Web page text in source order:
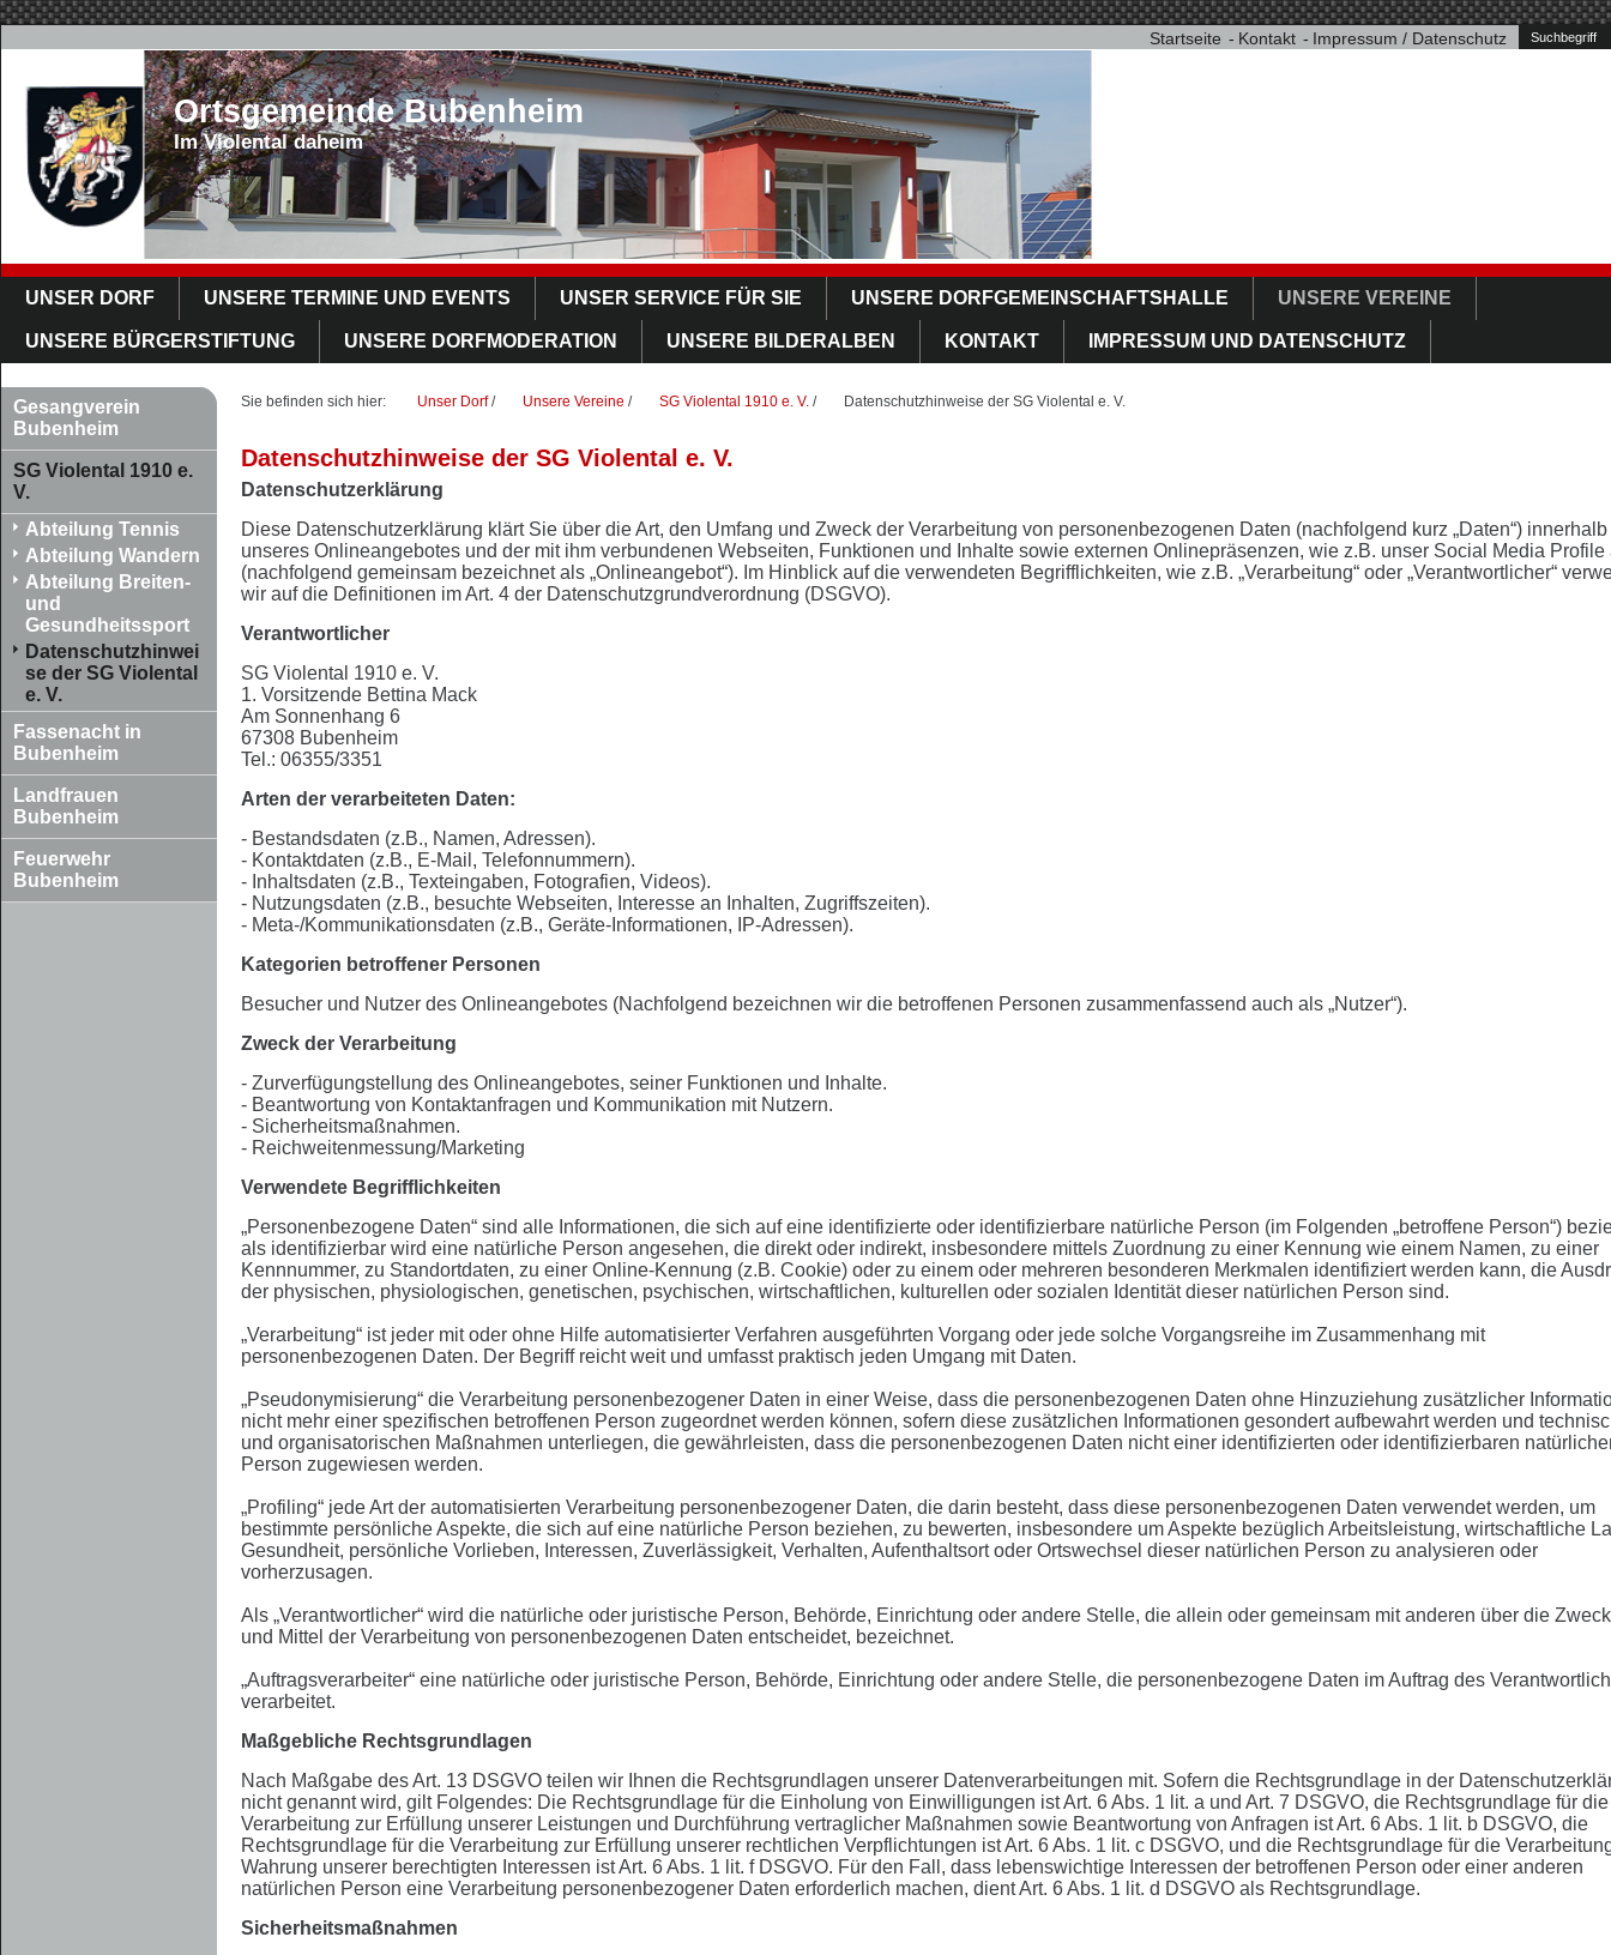
Startseite Kontakt Impressum / Datenschutz
Ortsgemeinde Bubenheim
Im Violental daheim
UNSER DORF UNSERE TERMINE UND EVENTS UNSER SERVICE FÜR SIE UNSERE DORFGEMEINSCHAFTSHALLE UNSERE VEREINE
UNSERE BÜRGERSTIFTUNG UNSERE DORFMODERATION UNSERE BILDERALBEN KONTAKT IMPRESSUM UND DATENSCHUTZ
Gesangverein
Bubenheim
SG Violental 1910 e.
V.
Abteilung Tennis
Abteilung Wandern
Abteilung Breiten-
und
Gesundheitssport
Datenschutzhinwei
se der SG Violental
e. V.
Fassenacht in
Bubenheim
Landfrauen
Bubenheim
Feuerwehr
Bubenheim
Sie befinden sich hier: Unser Dorf / Unsere Vereine / SG Violental 1910 e. V. / Datenschutzhinweise der SG Violental e. V.
Datenschutzhinweise der SG Violental e. V.
Datenschutzerklärung
Diese Datenschutzerklärung klärt Sie über die Art, den Umfang und Zweck der Verarbeitung von personenbezogenen Daten (nachfolgend kurz „Daten“) innerhalb
unseres Onlineangebotes und der mit ihm verbundenen Webseiten, Funktionen und Inhalte sowie externen Onlinepräsenzen, wie z.B. unser Social Media Profile
(nachfolgend gemeinsam bezeichnet als „Onlineangebot“). Im Hinblick auf die verwendeten Begrifflichkeiten, wie z.B. „Verarbeitung“ oder „Verantwortlicher“
wir auf die Definitionen im Art. 4 der Datenschutzgrundverordnung (DSGVO).
Verantwortlicher
SG Violental 1910 e. V.
1. Vorsitzende Bettina Mack
Am Sonnenhang 6
67308 Bubenheim
Tel.: 06355/3351
Arten der verarbeiteten Daten:
- Bestandsdaten (z.B., Namen, Adressen).
- Kontaktdaten (z.B., E-Mail, Telefonnummern).
- Inhaltsdaten (z.B., Texteingaben, Fotografien, Videos).
- Nutzungsdaten (z.B., besuchte Webseiten, Interesse an Inhalten, Zugriffszeiten).
- Meta-/Kommunikationsdaten (z.B., Geräte-Informationen, IP-Adressen).
Kategorien betroffener Personen
Besucher und Nutzer des Onlineangebotes (Nachfolgend bezeichnen wir die betroffenen Personen zusammenfassend auch als „Nutzer“).
Zweck der Verarbeitung
- Zurverfügungstellung des Onlineangebotes, seiner Funktionen und Inhalte.
- Beantwortung von Kontaktanfragen und Kommunikation mit Nutzern.
- Sicherheitsmaßnahmen.
- Reichweitenmessung/Marketing
Verwendete Begrifflichkeiten
„Personenbezogene Daten“ sind alle Informationen, die sich auf eine identifizierte oder identifizierbare natürliche Person (im Folgenden „betroffene Person“)
als identifizierbar wird eine natürliche Person angesehen, die direkt oder indirekt, insbesondere mittels Zuordnung zu einer Kennung wie einem Namen, zu einer
Kennnummer, zu Standortdaten, zu einer Online-Kennung (z.B. Cookie) oder zu einem oder mehreren besonderen Merkmalen identifiziert werden kann, die
der physischen, physiologischen, genetischen, psychischen, wirtschaftlichen, kulturellen oder sozialen Identität dieser natürlichen Person sind.
„Verarbeitung“ ist jeder mit oder ohne Hilfe automatisierter Verfahren ausgeführten Vorgang oder jede solche Vorgangsreihe im Zusammenhang mit
personenbezogenen Daten. Der Begriff reicht weit und umfasst praktisch jeden Umgang mit Daten.
„Pseudonymisierung“ die Verarbeitung personenbezogener Daten in einer Weise, dass die personenbezogenen Daten ohne Hinzuziehung zusätzlicher
nicht mehr einer spezifischen betroffenen Person zugeordnet werden können, sofern diese zusätzlichen Informationen gesondert aufbewahrt werden und
und organisatorischen Maßnahmen unterliegen, die gewährleisten, dass die personenbezogenen Daten nicht einer identifizierten oder identifizierbaren
Person zugewiesen werden.
„Profiling“ jede Art der automatisierten Verarbeitung personenbezogener Daten, die darin besteht, dass diese personenbezogenen Daten verwendet werden, um
bestimmte persönliche Aspekte, die sich auf eine natürliche Person beziehen, zu bewerten, insbesondere um Aspekte bezüglich Arbeitsleistung, wirtschaftliche
Gesundheit, persönliche Vorlieben, Interessen, Zuverlässigkeit, Verhalten, Aufenthaltsort oder Ortswechsel dieser natürlichen Person zu analysieren oder
vorherzusagen.
Als „Verantwortlicher“ wird die natürliche oder juristische Person, Behörde, Einrichtung oder andere Stelle, die allein oder gemeinsam mit anderen über die
und Mittel der Verarbeitung von personenbezogenen Daten entscheidet, bezeichnet.
„Auftragsverarbeiter“ eine natürliche oder juristische Person, Behörde, Einrichtung oder andere Stelle, die personenbezogene Daten im Auftrag des
verarbeitet.
Maßgebliche Rechtsgrundlagen
Nach Maßgabe des Art. 13 DSGVO teilen wir Ihnen die Rechtsgrundlagen unserer Datenverarbeitungen mit. Sofern die Rechtsgrundlage in der
nicht genannt wird, gilt Folgendes: Die Rechtsgrundlage für die Einholung von Einwilligungen ist Art. 6 Abs. 1 lit. a und Art. 7 DSGVO, die Rechtsgrundlage für die
Verarbeitung zur Erfüllung unserer Leistungen und Durchführung vertraglicher Maßnahmen sowie Beantwortung von Anfragen ist Art. 6 Abs. 1 lit. b DSGVO, die
Rechtsgrundlage für die Verarbeitung zur Erfüllung unserer rechtlichen Verpflichtungen ist Art. 6 Abs. 1 lit. c DSGVO, und die Rechtsgrundlage für die
Wahrung unserer berechtigten Interessen ist Art. 6 Abs. 1 lit. f DSGVO. Für den Fall, dass lebenswichtige Interessen der betroffenen Person oder einer anderen
natürlichen Person eine Verarbeitung personenbezogener Daten erforderlich machen, dient Art. 6 Abs. 1 lit. d DSGVO als Rechtsgrundlage.
Sicherheitsmaßnahmen